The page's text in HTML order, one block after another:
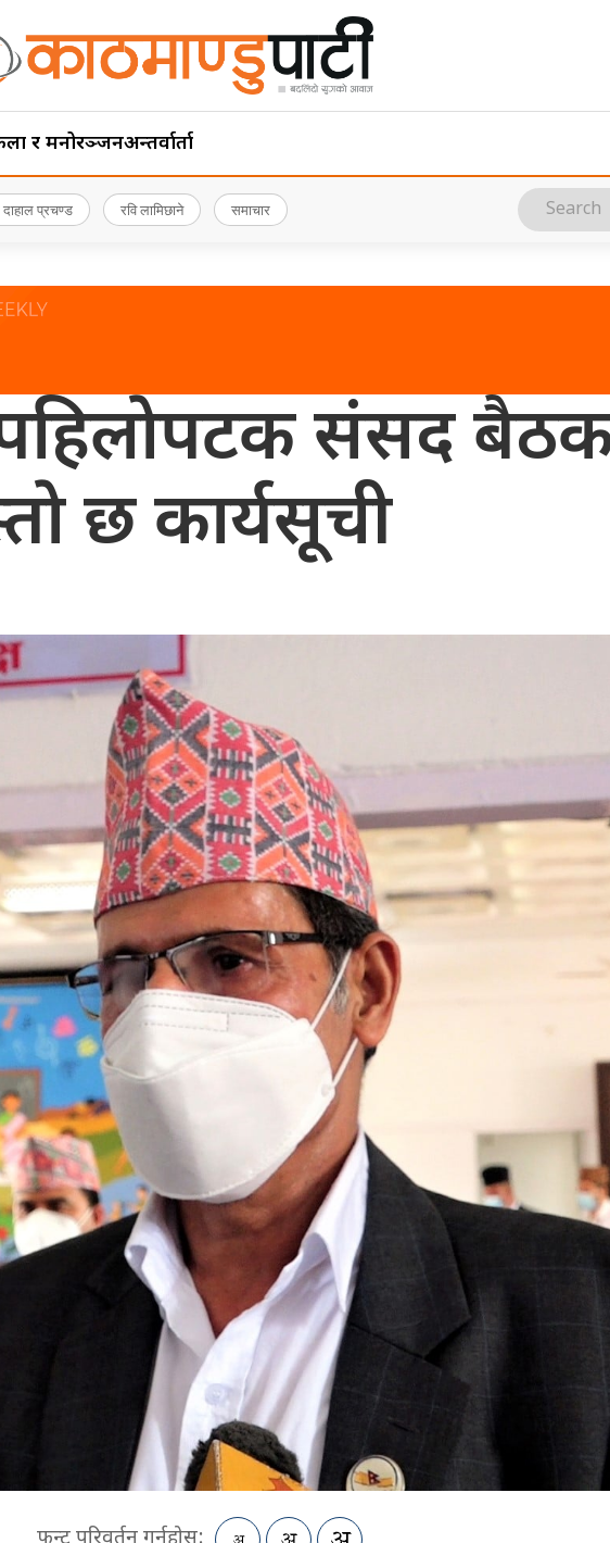
र मनोरञ्जनअन्तर्वार्ता
प्रचण्ड रवि लामिछाने समाचार
पहिलाेपटक संसद
छ कार्यसूची